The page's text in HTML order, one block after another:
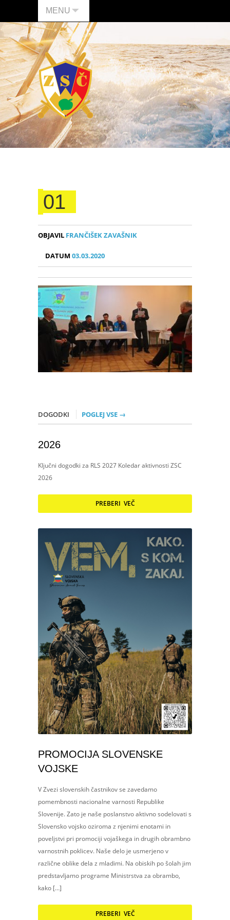
MENU
01
OBJAVIL FRANČIŠEK ZAVAŠNIK
DATUM03.03.2020
DOGODKI POGLEJ VSE →
2026
Ključni dogodki za RLS 2027 Koledar aktivnosti ZSC
2026
PREBERI VEČ
PROMOCIJA SLOVENSKE
VOJSKE
V Zvezi slovenskih častnikov se zavedamo
pomembnosti nacionalne varnosti Republike
Slovenije. Zato je naše poslanstvo aktivno sodelovati s
Slovensko vojsko oziroma z njenimi enotami in
poveljstvi pri promociji vojaškega in drugih obrambno
varnostnih poklicev. Naše delo je usmerjeno v
različne oblike dela z mladimi. Na obiskih po šolah jim
predstavljamo programe Ministrstva za obrambo,
kako […]
PREBERI VEČ